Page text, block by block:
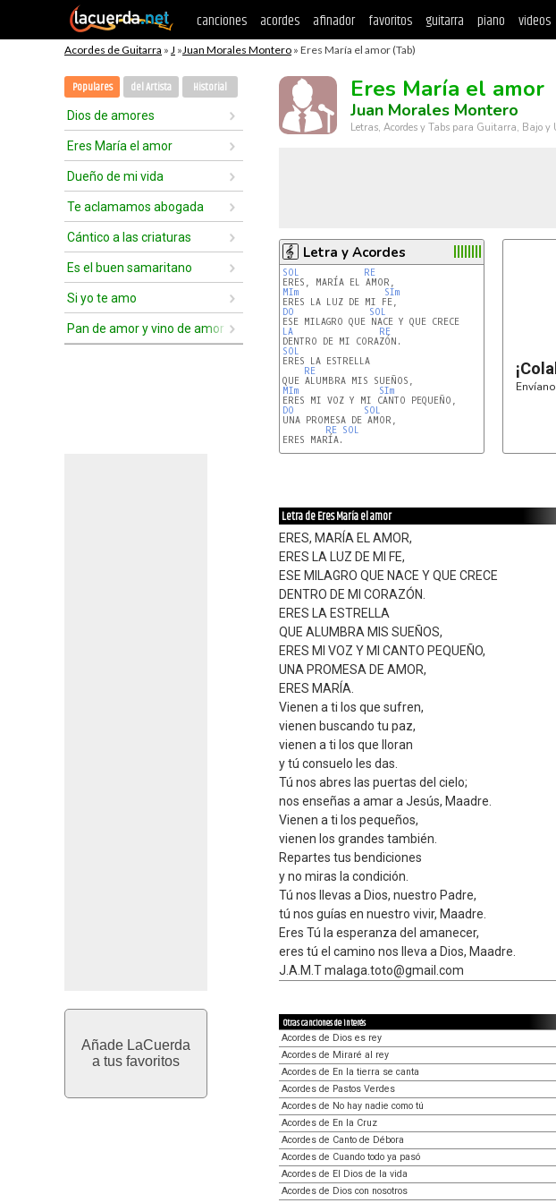
canciones acordes afinador favoritos guitarra piano videos
Acordes de Guitarra » J »Juan Morales Montero » Eres María el amor (Tab)
Populares del Artista Historial
Dios de amores
Eres María el amor
Dueño de mi vida
Te aclamamos abogada
Cántico a las criaturas
Es el buen samaritano
Si yo te amo
Pan de amor y vino de amor
Añade LaCuerda
a tus favoritos
Eres María el amor
Juan Morales Montero
Letras, Acordes y Tabs para Guitarra, Bajo y
Letra y Acordes
SOL
RE
MIm
SIm
DO
SOL
LA
RE
SOL
RE
MIm
SIm
DO
SOL
UNA PROMESA DE AMOR,
RE SOL
ERES MARÍA.
Letra de Eres María el amor
ERES, MARÍA EL AMOR,
ERES LA LUZ DE MI FE,
ESE MILAGRO QUE NACE Y QUE CRECE
DENTRO DE MI CORAZÓN.
ERES LA ESTRELLA
QUE ALUMBRA MIS SUEÑOS,
ERES MI VOZ Y MI CANTO PEQUEÑO,
UNA PROMESA DE AMOR,
ERES MARÍA.
Vienen a ti los que sufren,
vienen buscando tu paz,
vienen a ti los que lloran
y tú consuelo les das.
Tú nos abres las puertas del cielo;
nos enseñas a amar a Jesús, Maadre.
Vienen a ti los pequeños,
vienen los grandes también.
Repartes tus bendiciones
y no miras la condición.
Tú nos llevas a Dios, nuestro Padre,
tú nos guías en nuestro vivir, Maadre.
Eres Tú la esperanza del amanecer,
eres tú el camino nos lleva a Dios, Maadre.
J.A.M.T malaga.toto@gmail.com
Otras canciones de interés
Acordes de Dios es rey
Acordes de Miraré al rey
Acordes de En la tierra se canta
Acordes de Pastos Verdes
Acordes de No hay nadie como tú
Acordes de En la Cruz
Acordes de Canto de Débora
Acordes de Cuando todo ya pasó
Acordes de El Dios de la vida
Acordes de Dios con nosotros